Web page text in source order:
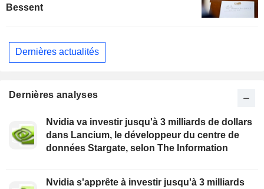
Bessent
Dernières actualités
Dernières analyses
Nvidia va investir jusqu'à 3 milliards de dollars
dans Lancium, le développeur du centre de
données Stargate, selon The Information
Nvidia s'apprête à investir jusqu'à 3 milliards